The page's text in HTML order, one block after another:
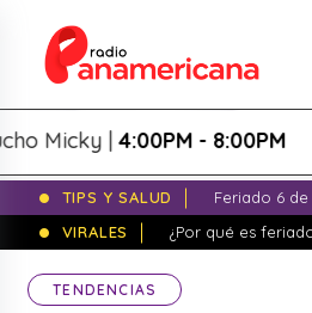
|4:00PM - 8:00PM
TIPS Y SALUD
Feriado 6
VIRALES
¿Por qué es
TENDENCIAS